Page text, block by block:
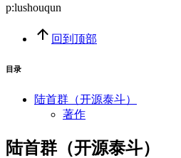
p:lushouqun
回到顶部
目录
陆首群（开源泰斗）
著作
陆首群（开源泰斗）